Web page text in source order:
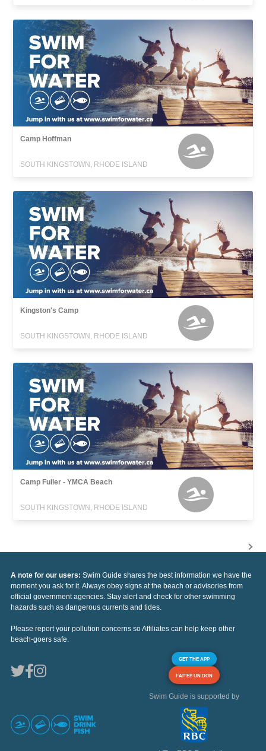
Camp Hoffman
SOUTH KINGSTOWN, RHODE ISLAND
Kingston's Camp
SOUTH KINGSTOWN, RHODE ISLAND
Camp Fuller - YMCA Beach
SOUTH KINGSTOWN, RHODE ISLAND
A note for our users: Swim Guide shares the best information we have the
moment you ask for it. Always obey signs at the beach or advisories from
official government agencies. Stay alert and check for other swimming
hazards such as dangerous currents and tides.
Please report your pollution concerns so Affiliates can help keep other
beach-goers safe.
GET THE APP
FAITES UN DON
Swim Guide is supported by